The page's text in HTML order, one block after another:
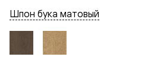
Шпон бука матовый